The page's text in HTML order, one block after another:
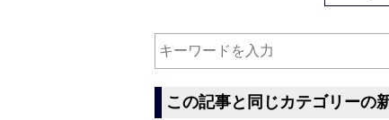
この記事と同じカテゴリーの